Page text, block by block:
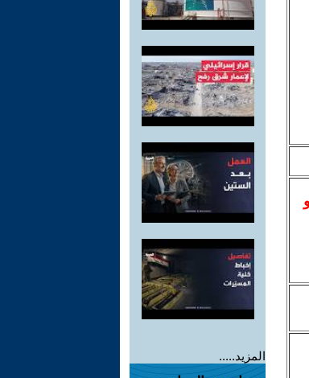
المزيد.....